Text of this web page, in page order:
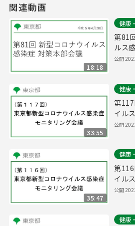
関連動画
18:18
健康
第81
ルス
和5年
公開
33:55
健康
第
イル
議(令
公開
35:47
健康
第
イル
議(令
公開
健康